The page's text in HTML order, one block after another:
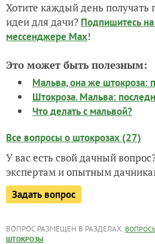
Хотите каждый день получать
идеи для дачи? Подпишитесь на
мессенджере Max!
Это может быть полезным:
Мальва, она же штокроза:
Штокроза. Мальва:
Что делать с мальвой?
Все вопросы о штокрозах (27)
У вас есть свой дачный
экспертам и опытным
Задать вопрос
ВОПРОС РАЗМЕЩЕН В РАЗДЕЛАХ:
ШТОКРОЗЫ